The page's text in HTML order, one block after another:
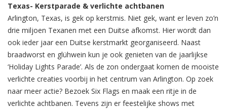
Texas- Kerstparade & verlichte achtbanen
Arlington, Texas, is gek op kerstmis. Niet gek, want er leven zo’n
drie miljoen Texanen met een Duitse afkomst. Hier wordt dan
ook ieder jaar een Duitse kerstmarkt georganiseerd. Naast
braadworst en glühwein kun je ook genieten van de jaarlijkse
‘Holiday Lights Parade’. Als de zon ondergaat komen de mooiste
verlichte creaties voorbij in het centrum van Arlington. Op zoek
naar meer actie? Bezoek Six Flags en maak een ritje in de
verlichte achtbanen. Tevens zijn er feestelijke shows met